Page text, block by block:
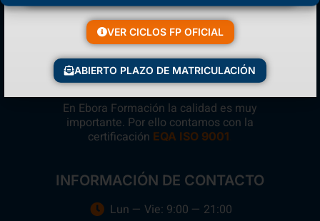
En Ebora Formación la calidad es muy
importante. Por ello contamos con la
certificación EQA ISO 9001
INFORMACIÓN DE CONTACTO
Lun — Vie: 9:00 — 21:00
VER CICLOS FP OFICIAL
ABIERTO PLAZO DE MATRICULACIÓN